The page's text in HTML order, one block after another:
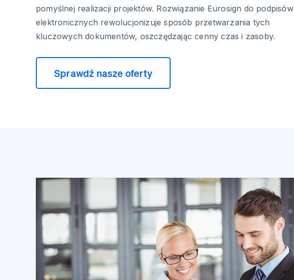
pomyślnej realizacji projektów. Rozwiązanie Eurosign do podpisów
elektronicznych rewolucjonizuje sposób przetwarzania tych
kluczowych dokumentów, oszczędzając cenny czas i zasoby.
Sprawdź nasze oferty